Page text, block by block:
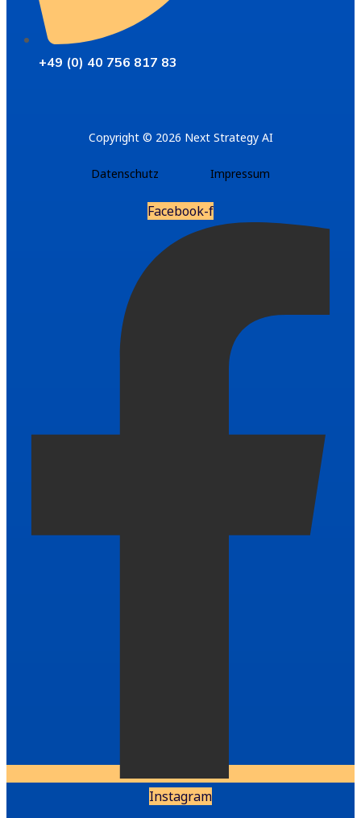
+49 (0) 40 756 817 83
Copyright © 2026 Next Strategy AI
Datenschutz Impressum
Facebook-f
Instagram